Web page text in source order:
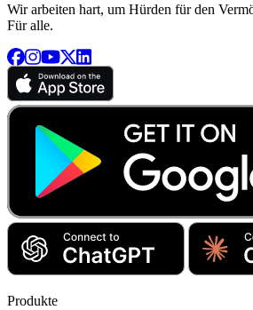
Wir arbeiten hart, um Hürden für den
Für alle.
Produkte